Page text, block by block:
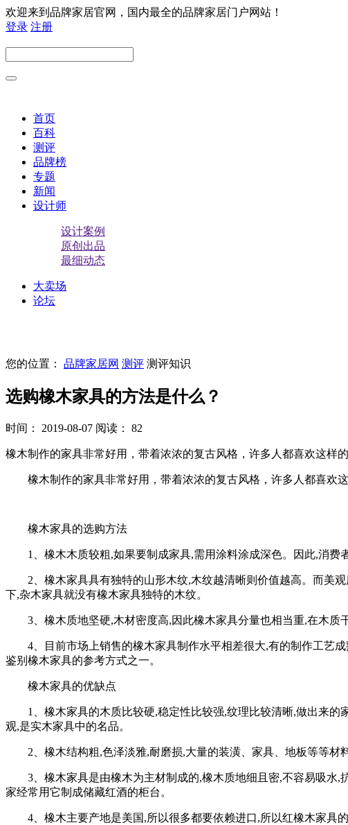
欢迎来到品牌家居官网，国内最全的品牌家居门户网站！
登录 注册
首页
百科
测评
品牌榜
专题
新闻
设计师
设计案例
原创出品
最细动态
大卖场
论坛
您的位置： 品牌家居网 测评 测评知识
选购橡木家具的方法是什么？
时间： 2019-08-07 阅读： 82
橡木制作的家具非常好用，带着浓浓的复古风格，许多人都喜欢这样
橡木制作的家具非常好用，带着浓浓的复古风格，许多人都喜欢这
橡木家具的选购方法
1、橡木木质较粗,如果要制成家具,需用涂料涂成深色。因此,消费
2、橡木家具具有独特的山形木纹,木纹越清晰则价值越高。而美观
下,杂木家具就没有橡木家具独特的木纹。
3、橡木质地坚硬,木材密度高,因此橡木家具分量也相当重,在木质
4、目前市场上销售的橡木家具制作水平相差很大,有的制作工艺成
鉴别橡木家具的参考方式之一。
橡木家具的优缺点
1、橡木家具的木质比较硬,稳定性比较强,纹理比较清晰,做出来的
观,是实木家具中的名品。
2、橡木结构粗,色泽淡雅,耐磨损,大量的装潢、家具、地板等等材
3、橡木家具是由橡木为主材制成的,橡木质地细且密,不容易吸水,
家经常用它制成储藏红酒的柜台。
4、橡木主要产地是美国,所以很多都要依赖进口,所以红橡木家具的